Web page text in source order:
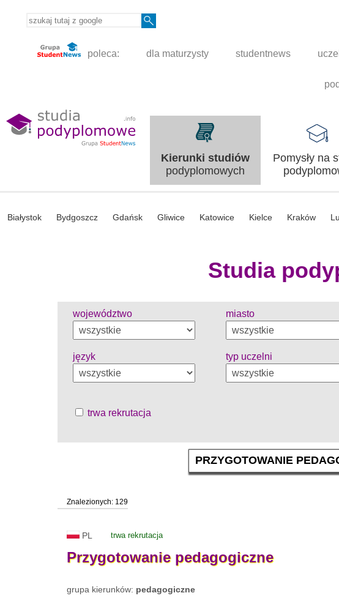
poleca: dla maturzysty studentnews
Kierunki studiów
podyplomowych
Pomysły na
Białystok Bydgoszcz Gdańsk Gliwice Katowice Kielce Kraków
Studia
województwo miasto
język typ uczelni
trwa rekrutacja
Znalezionych: 129
PL trwa rekrutacja
Przygotowanie pedagogiczne
grupa kierunków: pedagogiczne